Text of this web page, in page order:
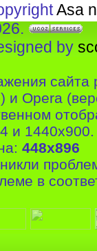
Asa
by
и Opera
и 1440x900.
448x896
в